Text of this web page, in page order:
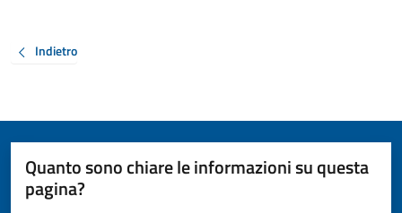
Indietro
Quanto sono chiare le informazioni su questa
pagina?